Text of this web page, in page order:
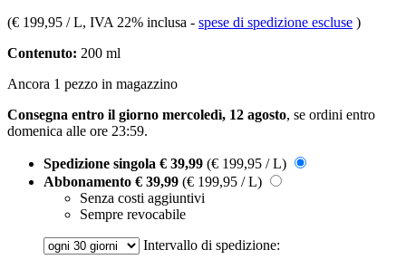
(€ 199,95 / L, IVA 22% inclusa - spese di spedizione escluse )
Contenuto: 200 ml
Ancora 1 pezzo in magazzino
Consegna entro il giorno mercoledì, 12 agosto, se ordini entro
domenica alle ore 23:59.
Spedizione singola € 39,99 (€ 199,95 / L)
Abbonamento € 39,99 (€ 199,95 / L)
Senza costi aggiuntivi
Sempre revocabile
Intervallo di spedizione: